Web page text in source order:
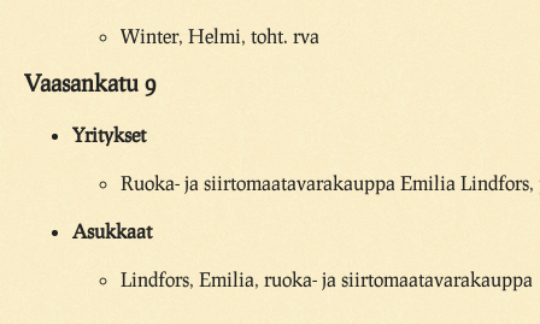
Winter, Helmi, toht. rva
Vaasankatu 9
Yritykset
Ruoka- ja siirtomaatavarakauppa Emilia Lindfors,
Asukkaat
Lindfors, Emilia, ruoka- ja siirtomaatavarakauppa